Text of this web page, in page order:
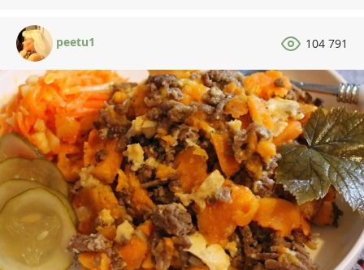
peetu1 104 791